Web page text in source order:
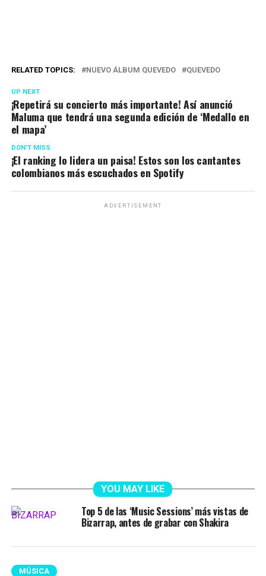
RELATED TOPICS: NUEVO ÁLBUM QUEVEDO QUEVEDO
UP NEXT
¡Repetirá su concierto más importante! Así anunció
Maluma que tendrá una segunda edición de ‘Medallo en
el mapa’
DON'T MISS
¡El ranking lo lidera un paisa! Estos son los cantantes
colombianos más escuchados en Spotify
ADVERTISEMENT
YOU MAY LIKE
Top 5 de las ‘Music Sessions’ más vistas de
Bizarrap, antes de grabar con Shakira
MÚSICA